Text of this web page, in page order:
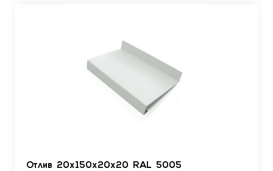
Отлив 20х150х20х20 RAL 5005